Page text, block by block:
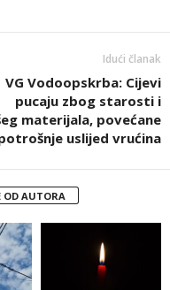
Idući članak
VG Vodoopskrba: Cijevi
pucaju zbog starosti i
materijala, povećane
uslijed vrućina
OD AUTORA